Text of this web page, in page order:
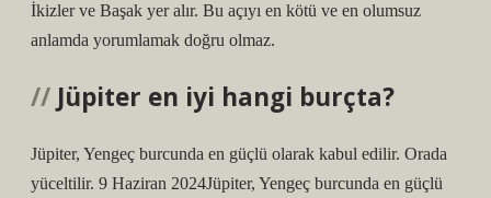
İkizler ve Başak yer alır. Bu açıyı en kötü ve en olumsuz
anlamda yorumlamak doğru olmaz.
Jüpiter en iyi hangi burçta?
Jüpiter, Yengeç burcunda en güçlü olarak kabul edilir. Orada
yüceltilir. 9 Haziran 2024Jüpiter, Yengeç burcunda en güçlü